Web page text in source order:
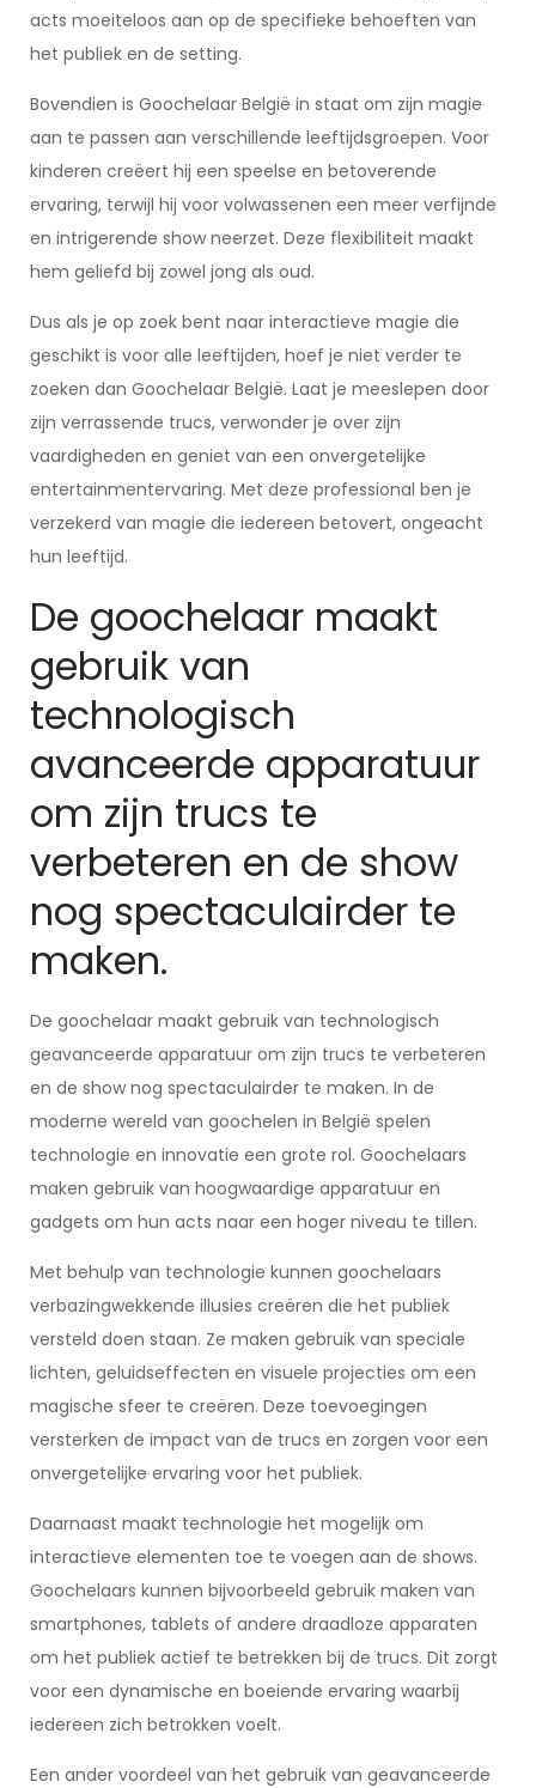
acts moeiteloos aan op de specifieke behoeften van
het publiek en de setting.
Bovendien is Goochelaar België in staat om zijn magie
aan te passen aan verschillende leeftijdsgroepen. Voor
kinderen creëert hij een speelse en betoverende
ervaring, terwijl hij voor volwassenen een meer verfijnde
en intrigerende show neerzet. Deze flexibiliteit maakt
hem geliefd bij zowel jong als oud.
Dus als je op zoek bent naar interactieve magie die
geschikt is voor alle leeftijden, hoef je niet verder te
zoeken dan Goochelaar België. Laat je meeslepen door
zijn verrassende trucs, verwonder je over zijn
vaardigheden en geniet van een onvergetelijke
entertainmentervaring. Met deze professional ben je
verzekerd van magie die iedereen betovert, ongeacht
hun leeftijd.
De goochelaar maakt
gebruik van
technologisch
avanceerde apparatuur
om zijn trucs te
verbeteren en de show
nog spectaculairder te
maken.
De goochelaar maakt gebruik van technologisch
geavanceerde apparatuur om zijn trucs te verbeteren
en de show nog spectaculairder te maken. In de
moderne wereld van goochelen in België spelen
technologie en innovatie een grote rol. Goochelaars
maken gebruik van hoogwaardige apparatuur en
gadgets om hun acts naar een hoger niveau te tillen.
Met behulp van technologie kunnen goochelaars
verbazingwekkende illusies creëren die het publiek
versteld doen staan. Ze maken gebruik van speciale
lichten, geluidseffecten en visuele projecties om een
magische sfeer te creëren. Deze toevoegingen
versterken de impact van de trucs en zorgen voor een
onvergetelijke ervaring voor het publiek.
Daarnaast maakt technologie het mogelijk om
interactieve elementen toe te voegen aan de shows.
Goochelaars kunnen bijvoorbeeld gebruik maken van
smartphones, tablets of andere draadloze apparaten
om het publiek actief te betrekken bij de trucs. Dit zorgt
voor een dynamische en boeiende ervaring waarbij
iedereen zich betrokken voelt.
Een ander voordeel van het gebruik van geavanceerde